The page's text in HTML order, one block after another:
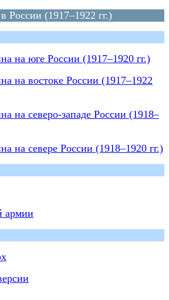
России (1917–1922 гг.)
на юге России (1917–1920 гг.)
на востоке России (1917–1922
на северо-западе России (1918–
на севере России (1918–1920 гг.)
армии